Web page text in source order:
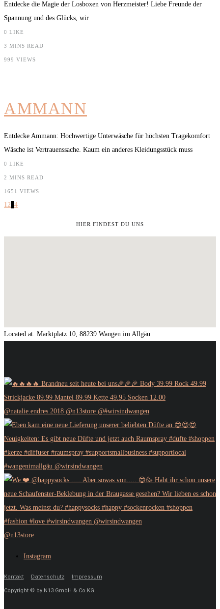
Entdecke die Magie der Losboxen von Herzmeister! Liebe Freunde der
Spannung und des Glücks, wir
0 LIKE
3 MINS READ
999 VIEWS
AMMANN
Entdecke Ammann: Hochwertige Unterwäsche für höchsten Tragekomfort
Wäsche ist Vertrauenssache. Kaum ein anderes Kleidungsstück muss
0 LIKE
2 MINS READ
1651 VIEWS
12 4
HIER FINDEST DU UNS
Located at: Marktplatz 10, 88239 Wangen im Allgäu
@n13store
Instagram
Kontakt Datenschutz Impressum
Copyright © by N13 GmbH & Co.KG